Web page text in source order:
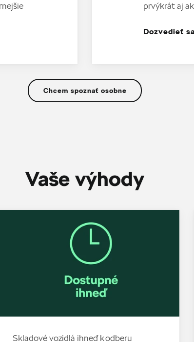
prvýkrát aj
Dozvedieť
Chcem spoznať osobne
Vaše výhody
Skladové vozidlá ihneď k odberu